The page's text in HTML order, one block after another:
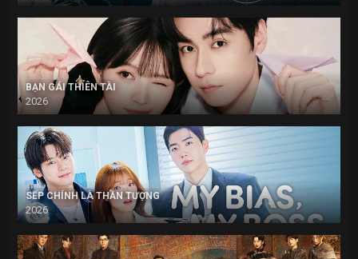
BẠN GÁI THIÊN TÀI
2026
SẾP CHÍNH LÀ THẦN TƯỢNG
2026